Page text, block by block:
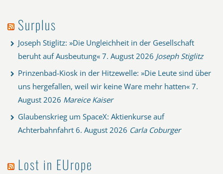
Surplus
Joseph Stiglitz: »Die Ungleichheit in der Gesellschaft
beruht auf Ausbeutung« 7. August 2026 Joseph Stiglitz
Prinzenbad-Kiosk in der Hitzewelle: »Die Leute sind über
uns hergefallen, weil wir keine Ware mehr hatten« 7.
August 2026 Mareice Kaiser
Glaubenskrieg um SpaceX: Aktienkurse auf
Achterbahnfahrt 6. August 2026 Carla Coburger
Lost in EUrope